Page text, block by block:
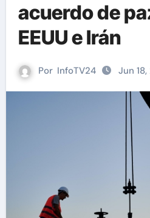
acuerdo de
EEUU e Irán
Por InfoTV24 Jun